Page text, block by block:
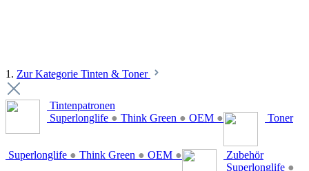
1. Zur Kategorie Tinten & Toner
Tintenpatronen
Superlonglife ● Think Green ● OEM ● Toner
Superlonglife ● Think Green ● OEM ●
Zubehör
Superlonglife ●